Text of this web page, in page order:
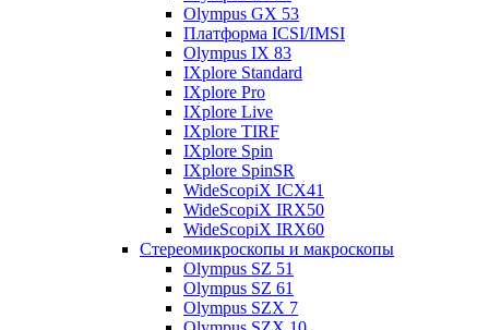
Olympus GX 53
Платформа ICSI/IMSI
Olympus IX 83
IXplore Standard
IXplore Pro
IXplore Live
IXplore TIRF
IXplore Spin
IXplore SpinSR
WideScopiX ICX41
WideScopiX IRX50
WideScopiX IRX60
Стереомикроскопы и макроскопы
Olympus SZ 51
Olympus SZ 61
Olympus SZX 7